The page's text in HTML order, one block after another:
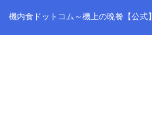
機内食ドットコム～機上の晩餐【公式】